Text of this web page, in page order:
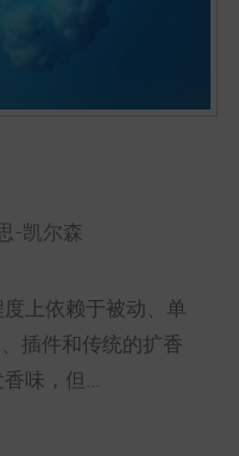
-凯尔森
上依赖于被动、单
插件和传统的扩香
味，但...